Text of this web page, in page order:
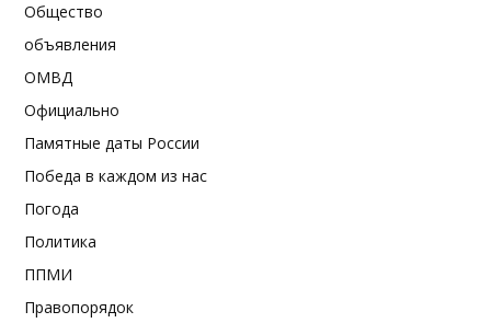
Общество
объявления
ОМВД
Официально
Памятные даты России
Победа в каждом из нас
Погода
Политика
ППМИ
Правопорядок